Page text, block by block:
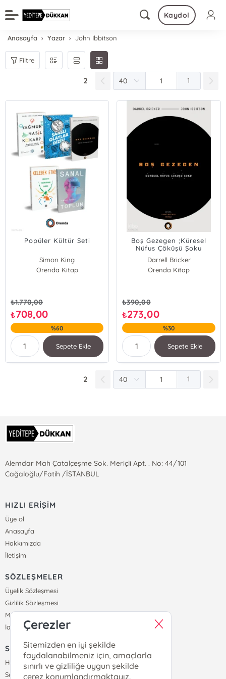
Kaydol
Anasayfa Yazar John Ibbitson
Filtre
2 1
Popüler Kültür Seti
Simon King
Clare Nasir
John Ibbitson
Edward D. Melillo
Herman Narula
Orenda Kitap
₺1.770,00
₺708,00
%60
Sepete Ekle
Boş Gezegen ;Küresel
Nüfus Çöküşü Şoku
Darrell Bricker
John Ibbitson
Orenda Kitap
₺390,00
₺273,00
%30
Sepete Ekle
2 1
Alemdar Mah Çatalçeşme Sok. Meriçli Apt. . No: 44/101
Cağaloğlu/Fatih /İSTANBUL
HIZLI ERİŞİM
Üye ol
Anasayfa
Hakkımızda
İletişim
SÖZLEŞMELER
Üyelik Sözleşmesi
Gizlilik Sözleşmesi
Mesafeli Satış Sözleşmesi
İade ve Teslimat Koşulları
SİPARİŞ
Hesabım
Sepetim
Çerezler
Sitemizden en iyi şekilde
faydalanabilmeniz için, amaçlarla
sınırlı ve gizliliğe uygun şekilde
çerez konumlandırmaktayız.